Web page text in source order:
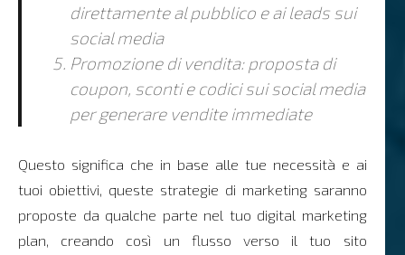
direttamente al pubblico e ai leads sui
social media
Promozione di vendita: proposta di
coupon, sconti e codici sui social media
per generare vendite immediate
Questo significa che in base alle tue necessità e ai
tuoi obiettivi, queste strategie di marketing saranno
proposte da qualche parte nel tuo digital marketing
plan, creando così un flusso verso il tuo sito